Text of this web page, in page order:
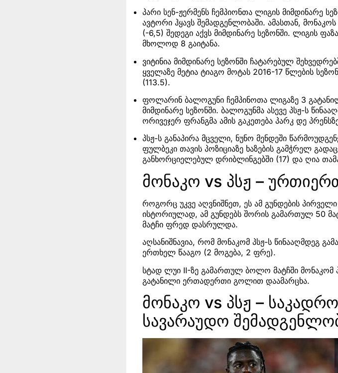
პარი სენ-ჟერმენს ჩემპიონთა ლიგის მიმდინარე
ავტორი ჰყავს შემადგენლობაში. ამასთან,
(-6,5) შედეგი აქვს მიმდინარე სეზონში. ლიგის
მხოლოდ 8 გაიტანა.
ვიტინია მიმდინარე სეზონში ჩატარებულ
ყველაზე მეტია ტიაგო მოტას 2016-17 წლების
(113.5).
ფოლარინ ბალოგუნი ჩემპინოთა ლიგაზე 3
მიმდინარე სეზონში. ბალოგუნმა ასევე პსჟ-ს
ორივეჯერ ფრანგმა ამის გაკეთება პარკ დე
პსჟ-ს განაპირა მცველი, ნუნო მენდეში
ფულბეკი თავის პოზიციაზე ხაზების გამჭრელ
განხორციელებულ დრიბლინგებში (17) და ღია
მონაკო vs პსჟ –
როგორც უკვე აღვნიშნეთ, ეს ამ გუნდების
ისტორიულად, ამ გუნდებს შორის გამართულ 50
მატჩი ფრედ დასრულდა.
აღსანიშნავია, რომ მონაკომ პსჟ-ს წინააღმდეგ
ერთხელ წააგო (2 მოგება, 2 ფრე).
სტად ლუი II-ზე გამართულ ბოლო მატჩში მონაკომ
გატანილი ერთადერთი გოლით დაამარცხა.
მონაკო vs პსჟ –
სავარაუდო